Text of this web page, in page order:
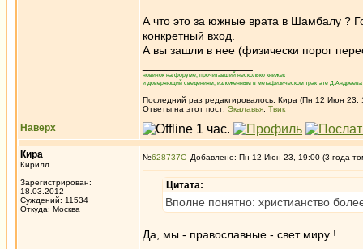
А что это за южные врата в Шамбалу ?
конкретный вход.
А вы зашли в нее (физически порог
новичок на форуме, прочитавший несколько книжек
и доверяющий сведениям, изложенным в метафизическом трактате
Последний раз редактировалось: Кира (Пн 12 Июн 23,
Ответы на этот пост: Экалавья Твик
Наверх
Кира
Кирилл
Зарегистрирован:
18.03.2012
Суждений: 11534
Откуда: Москва
№628737 Добавлено: Пн 12 Июн 23, 19:00 (3 года
Цитата:
Вполне понятно: христианство
Да, мы - православные - свет миру !